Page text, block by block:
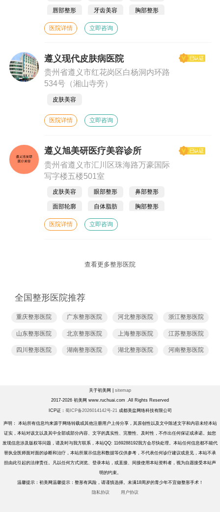
唇部整形 牙齿美容 胸部整形
美体塑形 皮肤美容
医院详情 立即咨询
遵义现代皮肤病医院
贵州省遵义市红花岗区白杨洞内环路
534号（湘山寺旁）
皮肤美容
医院详情 立即咨询
遵义旭美研医疗美容诊所
贵州省遵义市汇川区珠海路万豪国际
写字楼五楼501室
皮肤美容 眼部整形 鼻部整形
面部轮廓 自体脂肪 胸部整形
美体塑形 除皱瘦脸
医院详情 立即咨询
查看更多整形医院
全国整形医院推荐
重庆整形医院
山东整形医院
四川整形医院
广东整形医院
北京整形医院
湖南整形医院
河北整形医院
上海整形医院
湖北整形医院
浙江整形医院
江苏整形医院
河南整形医院
关于初美网 | sitemap
2017-2026 初美网 www.ruchuai.com .All Rights Reserved
ICP证： 蜀ICP备2026014142号-21成都美盐网络科技有限公司
声明： 本站所有信息均来源于网络转载或其他注册用户上传分享，其原创性以及文中陈述文字和内容未经本站
证实，本站对该文以及其中全部或部分内容、文字的真实性、完整性、及时性，不作出任何保证或承诺。如您
发现信息涉及版权等问题，请及时与我方联系，本站QQ: 1169288192我方会尽快处理。本站任何信息都不能代
替执业医师面对面的诊断和治疗，本站所展示信息和数据等仅供参考，不代表任何诊疗建议或意见，本站不承
担由此引起的法律责任。凡以任何方式浏览、登录本站，或直接、间接使用本站资料者，视为自愿接受本站声
明的约束。
温馨提示：初美网温馨提示：整形有风险，请谨慎选择。未满18周岁的青少年不宜做整形手术！
隐私协议
用户协议